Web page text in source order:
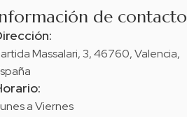
de contacto
Massalari, 3, 46760, Valencia,
a Viernes